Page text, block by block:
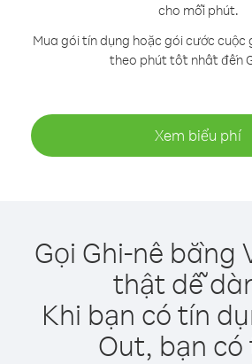
cho mỗi phút.
Mua gói tín dụng hoặc gói cước cuộc
theo phút tốt nhất đến
Xem biểu phí
Gọi Ghi-nê bằng
thật dễ
Khi bạn có tín
Out, bạn có